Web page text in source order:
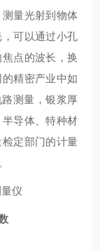
量光射到物体
可以通过小孔
点的波长，换
精密产业中如
测量，银浆厚
导体、特种材
定部门的计量